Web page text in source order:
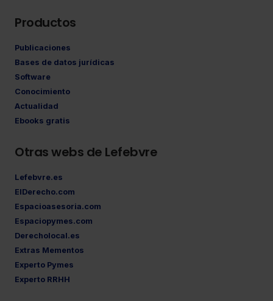
Productos
Publicaciones
Bases de datos jurídicas
Software
Conocimiento
Actualidad
Ebooks gratis
Otras webs de Lefebvre
Lefebvre.es
ElDerecho.com
Espacioasesoria.com
Espaciopymes.com
Derecholocal.es
Extras Mementos
Experto Pymes
Experto RRHH